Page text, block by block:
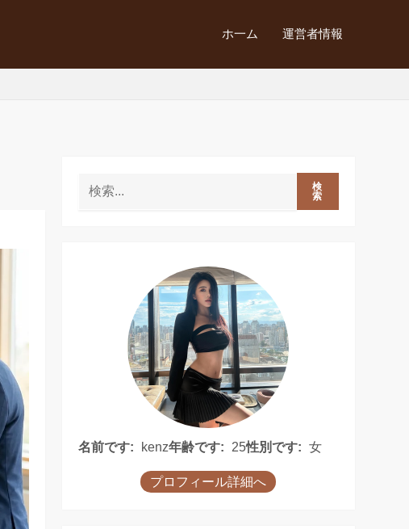
ホ一ム 運営者情報
検
索
名前です: kenz年齢です: 25性別です: 女
プロフィール詳細へ